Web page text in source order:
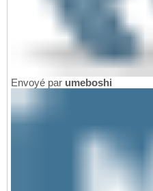
Envoyé par umeboshi